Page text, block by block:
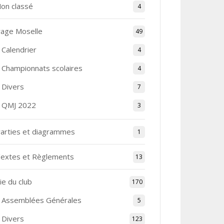
classé 4
Moselle 49
Calendrier 4
Championnats scolaires 4
Divers 7
QMJ 2022 3
et diagrammes 1
et Règlements 13
du club 170
Assemblées Générales 5
Divers 123